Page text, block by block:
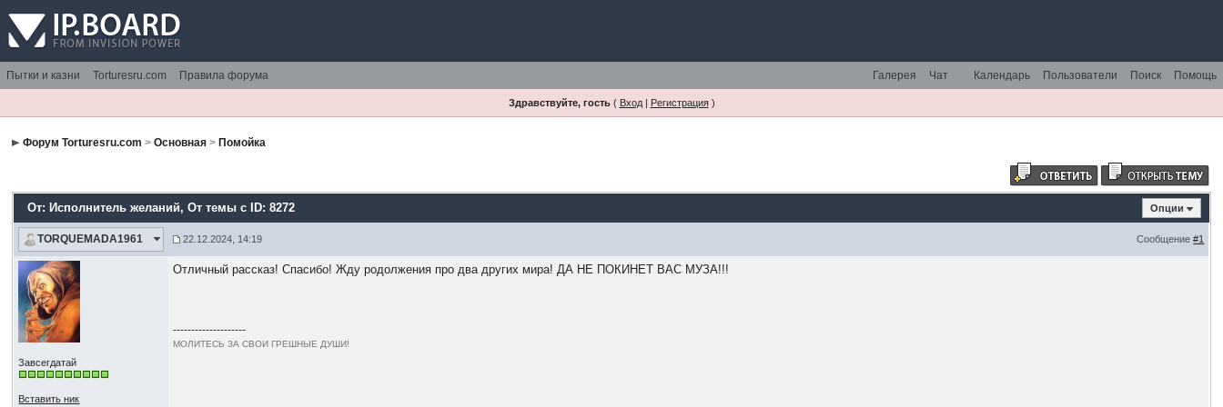
Пытки и казни Torturesru.com Правила форума Помощь
Поиск
Пользователи
Календарь
Чат
Галерея
Здравствуйте, гость( Вход| Регистрация)
Форум Torturesru.com >Основная > Помойка
От: Исполнитель желаний, От темы с ID: 8272 Опции
TORQUEMADA1961 22.12.2024, 14:19 Сообщение#1
Завсегдатай
Вставить ник
Отличный рассказ! Спасибо! Жду родолжения про два других мира! ДА НЕ ПОКИНЕТ ВАС МУЗА!!!
--------------------
МОЛИТЕСЬ ЗА СВОИ ГРЕШНЫЕ ДУШИ!